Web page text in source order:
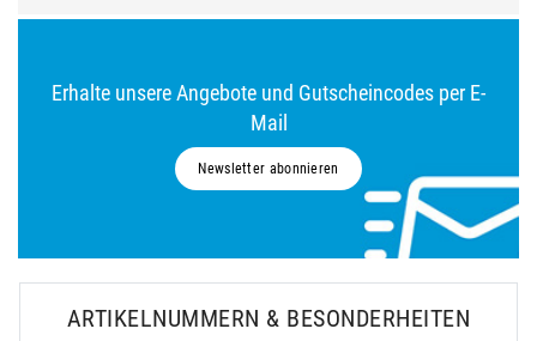
Erhalte unsere Angebote und Gutscheincodes per E-
Mail
Newsletter abonnieren
ARTIKELNUMMERN & BESONDERHEITEN